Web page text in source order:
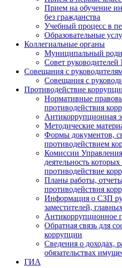
Прием на обучение
без гражданства
Учебный процесс в
Образовательные
Коллегиальные органы
Муниципальный
Совет
Совещания с
Совещания с
Противодействие
Нормативные
противодействия
Антикоррупционная
Методические
Формы документов,
противодействием
Комиссии
деятельность
противодействие
Планы работы,
противодействия
Информация о СЗП
заместителей,
Антикоррупционное
Обратная связь для
коррупции
Сведения о доходах,
обязательствах
ГИА